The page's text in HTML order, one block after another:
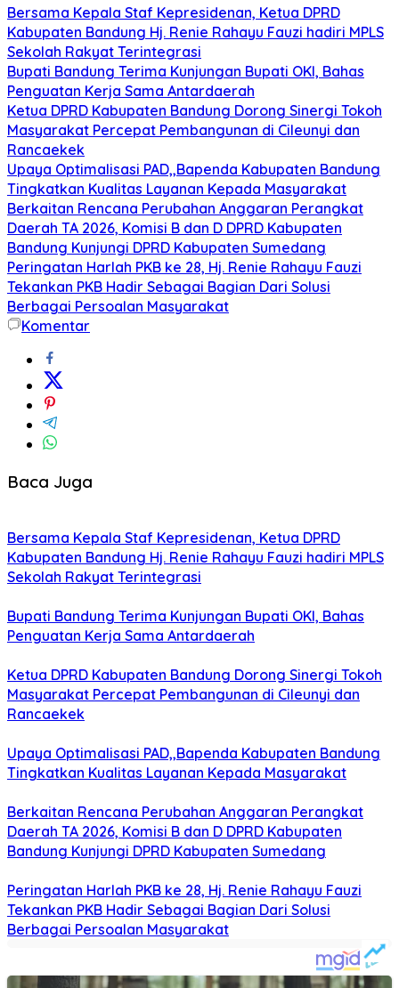
Bersama Kepala Staf Kepresidenan, Ketua DPRD
Kabupaten Bandung Hj. Renie Rahayu Fauzi hadiri MPLS
Sekolah Rakyat Terintegrasi
Bupati Bandung Terima Kunjungan Bupati OKI, Bahas
Penguatan Kerja Sama Antardaerah
Ketua DPRD Kabupaten Bandung Dorong Sinergi Tokoh
Masyarakat Percepat Pembangunan di Cileunyi dan
Rancaekek
Upaya Optimalisasi PAD,,Bapenda Kabupaten Bandung
Tingkatkan Kualitas Layanan Kepada Masyarakat
Berkaitan Rencana Perubahan Anggaran Perangkat
Daerah TA 2026, Komisi B dan D DPRD Kabupaten
Bandung Kunjungi DPRD Kabupaten Sumedang
Peringatan Harlah PKB ke 28, Hj. Renie Rahayu Fauzi
Tekankan PKB Hadir Sebagai Bagian Dari Solusi
Berbagai Persoalan Masyarakat
Komentar
Baca Juga
Bersama Kepala Staf Kepresidenan, Ketua DPRD
Kabupaten Bandung Hj. Renie Rahayu Fauzi hadiri MPLS
Sekolah Rakyat Terintegrasi
Bupati Bandung Terima Kunjungan Bupati OKI, Bahas
Penguatan Kerja Sama Antardaerah
Ketua DPRD Kabupaten Bandung Dorong Sinergi Tokoh
Masyarakat Percepat Pembangunan di Cileunyi dan
Rancaekek
Upaya Optimalisasi PAD,,Bapenda Kabupaten Bandung
Tingkatkan Kualitas Layanan Kepada Masyarakat
Berkaitan Rencana Perubahan Anggaran Perangkat
Daerah TA 2026, Komisi B dan D DPRD Kabupaten
Bandung Kunjungi DPRD Kabupaten Sumedang
Peringatan Harlah PKB ke 28, Hj. Renie Rahayu Fauzi
Tekankan PKB Hadir Sebagai Bagian Dari Solusi
Berbagai Persoalan Masyarakat